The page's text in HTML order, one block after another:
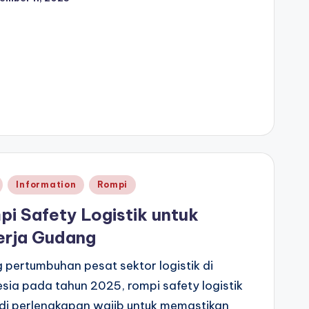
Information Rompi
Safety Logistik untuk
Gudang
pertumbuhan pesat sektor logistik di
pada tahun 2025, rompi safety logistik
perlengkapan wajib untuk memastikan